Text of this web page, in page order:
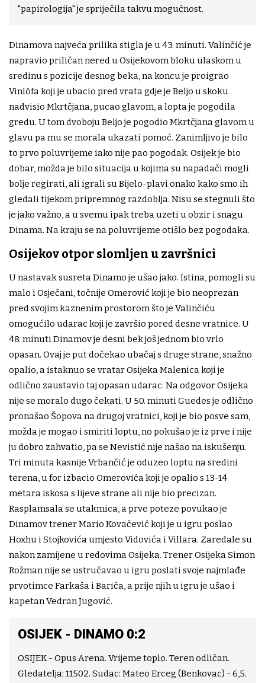
"papirologija" je spriječila takvu mogućnost.
Dinamova najveća prilika stigla je u 43. minuti. Valinčić je
napravio priličan nered u Osijekovom bloku ulaskom u
sredinu s pozicije desnog beka, na koncu je proigrao
Vinlöfa koji je ubacio pred vrata gdje je Beljo u skoku
nadvisio Mkrtčjana, pucao glavom, a lopta je pogodila
gredu. U tom dvoboju Beljo je pogodio Mkrtčjana glavom u
glavu pa mu se morala ukazati pomoć. Zanimljivo je bilo
to prvo poluvrijeme iako nije pao pogodak. Osijek je bio
dobar, možda je bilo situacija u kojima su napadači mogli
bolje regirati, ali igrali su Bijelo-plavi onako kako smo ih
gledali tijekom pripremnog razdoblja. Nisu se stegnuli što
je jako važno, a u svemu ipak treba uzeti u obzir i snagu
Dinama. Na kraju se na poluvrijeme otišlo bez pogodaka.
Osijekov otpor slomljen u završnici
U nastavak susreta Dinamo je ušao jako. Istina, pomogli su
malo i Osječani, točnije Omerović koji je bio neoprezan
pred svojim kaznenim prostorom što je Valinčiću
omogućilo udarac koji je završio pored desne vratnice. U
48. minuti Dinamov je desni bek još jednom bio vrlo
opasan. Ovaj je put dočekao ubačaj s druge strane, snažno
opalio, a istaknuo se vratar Osijeka Malenica koji je
odlično zaustavio taj opasan udarac. Na odgovor Osijeka
nije se moralo dugo čekati. U 50. minuti Guedes je odlično
pronašao Šopova na drugoj vratnici, koji je bio posve sam,
možda je mogao i smiriti loptu, no pokušao je iz prve i nije
ju dobro zahvatio, pa se Nevistić nije našao na iskušenju.
Tri minuta kasnije Vrbančić je oduzeo loptu na sredini
terena, u for izbacio Omerovića koji je opalio s 13-14
metara iskosa s lijeve strane ali nije bio precizan.
Rasplamsala se utakmica, a prve poteze povukao je
Dinamov trener Mario Kovačević koji je u igru poslao
Hoxhu i Stojkovića umjesto Vidovića i Villara. Zaredale su
nakon zamijene u redovima Osijeka. Trener Osijeka Simon
Rožman nije se ustručavao u igru poslati svoje najmlađe
prvotimce Farkaša i Barića, a prije njih u igru je ušao i
kapetan Vedran Jugović.
OSIJEK - DINAMO 0:2
OSIJEK - Opus Arena. Vrijeme toplo. Teren odličan.
Gledatelja: 11502. Sudac: Mateo Erceg (Benkovac) - 6,5.